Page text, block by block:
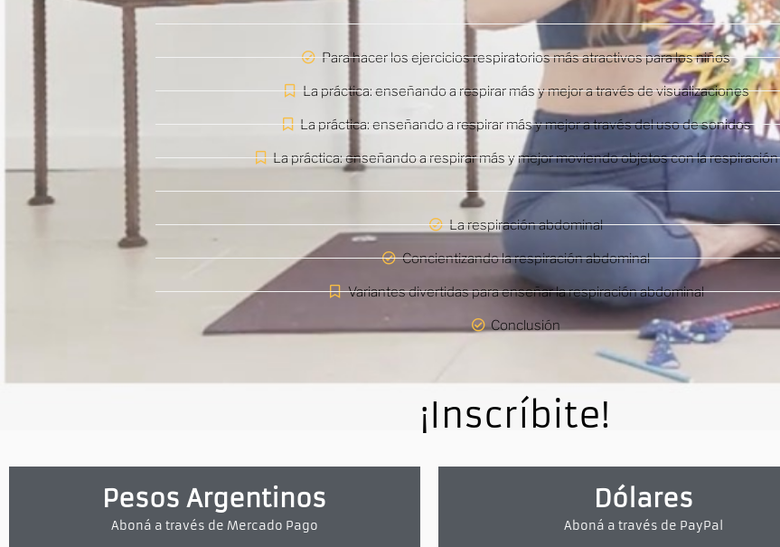
Para hacer los ejercicios respiratorios más atractivos para los niños
La práctica: enseñando a respirar más y mejor a través de visualizaciones
La práctica: enseñando a respirar más y mejor a través del uso de sonidos
La práctica: enseñando a respirar más y mejor moviendo objetos con la respiración
La respiración abdominal
Concientizando la respiración abdominal
Variantes divertidas para enseñar la respiración abdominal
Conclusión
¡Inscríbite!
Pesos Argentinos
Aboná a través de Mercado Pago
Dólares
Aboná a través de PayPal